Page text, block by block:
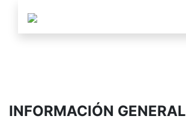
INFORMACIÓN GENERAL